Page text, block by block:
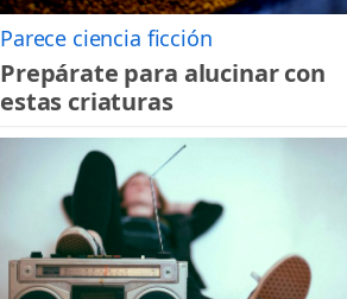
Parece ciencia ficción
Prepárate para alucinar con
estas criaturas